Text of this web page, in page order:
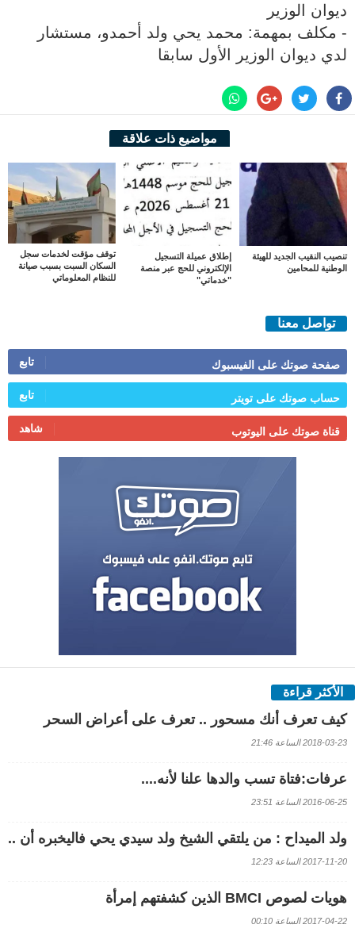
ديوان الوزير
‐ مكلف بمهمة: محمد يحي ولد أحمدو، مستشار
لدي ديوان الوزير الأول سابقا
مواضيع ذات علاقة
تنصيب النقيب الجديد للهيئة
الوطنية للمحامين
إطلاق عميلة التسجيل
الإلكتروني للحج عبر منصة
"خدماتي"
توقف مؤقت لخدمات سجل
السكان السبت بسبب صيانة
للنظام المعلوماتي
تواصل معنا
صفحة صوتك على الفيسبوك تابع
حساب صوتك على تويتر تابع
قناة صوتك على اليوتوب شاهد
الأكثر قراءة
كيف تعرف أنك مسحور .. تعرف على أعراض السحر
2018-03-23 الساعة 21:46
عرفات:فتاة تسب والدها علنا لأنه....
2016-06-25 الساعة 23:51
ولد الميداح : من يلتقي الشيخ ولد سيدي يحي فاليخبره أن ..
2017-11-20 الساعة 12:23
هويات لصوص BMCI الذين كشفتهم إمرأة
2017-04-22 الساعة 00:10